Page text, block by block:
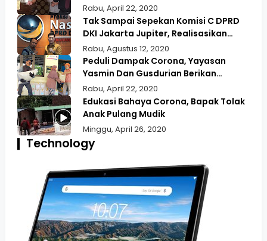
Rabu, April 22, 2020
Tak Sampai Sepekan Komisi C DPRD
DKI Jakarta Jupiter, Realisasikan
Aspirasi Masyarakat Duri Kepa Kebun
Jeruk
Rabu, Agustus 12, 2020
Peduli Dampak Corona, Yayasan
Yasmin Dan Gusdurian Berikan
Bansos Untuk Wilayah Pekojan
Rabu, April 22, 2020
Edukasi Bahaya Corona, Bapak Tolak
Anak Pulang Mudik
Minggu, April 26, 2020
Technology